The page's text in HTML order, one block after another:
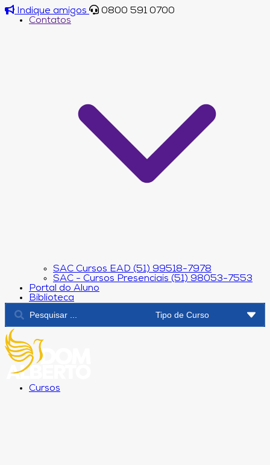
Indique amigos
0800 591 0700
Contatos
SAC Cursos EAD (51) 99518-7978
SAC - Cursos Presenciais (51) 98053-7553
Portal do Aluno
Biblioteca
Cursos